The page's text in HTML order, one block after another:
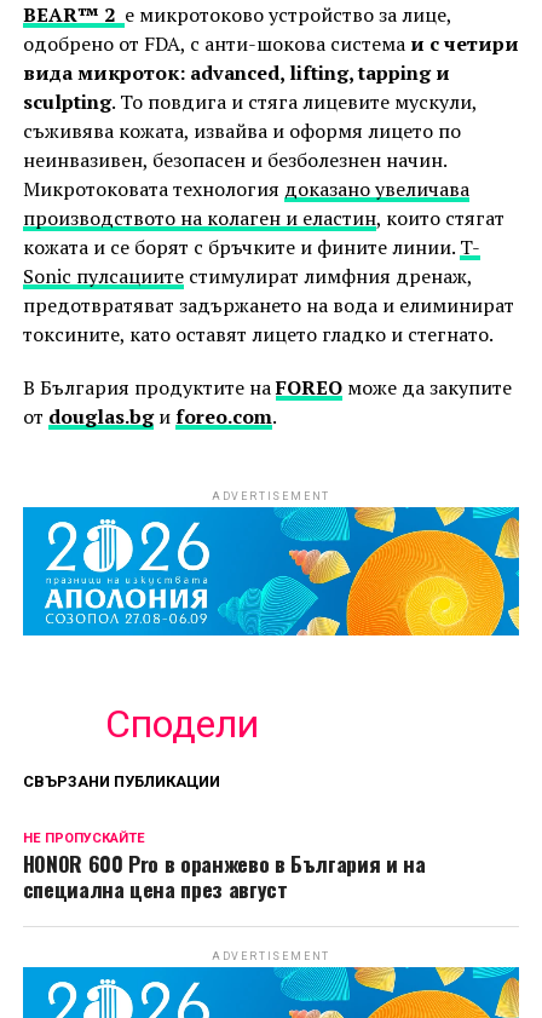
BEAR™ 2 е микротоково устройство за лице,
одобрено от FDA, с анти-шокова системаи с четири
вида микроток: advanced, lifting, tapping и
sculpting. То повдига и стяга лицевите мускули,
съживява кожата, извайва и оформя лицето по
неинвазивен, безопасен и безболезнен начин.
Микротоковата технология доказано увеличава
производството на колаген и еластин, които стягат
кожата и се борят с бръчките и фините линии. T-
Sonic пулсациитестимулират лимфния дренаж,
предотвратяват задържането на вода и елиминират
токсините, като оставят лицето гладко и стегнато.
В България продуктите наFOREO може да закупите
от douglas.bgиforeo.com.
ADVERTISEMENT
Сподели
СВЪРЗАНИ ПУБЛИКАЦИИ
НЕ ПРОПУСКАЙТЕ
HONOR 600 Pro в оранжево в България и на
специална цена през август
ADVERTISEMENT